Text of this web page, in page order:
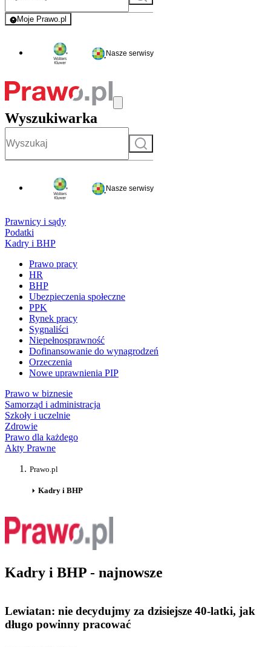
Moje Prawo.pl
- rejestracja i logowanie do serwisu
Nasze serwisy
Wyszukiwarka
Szukaj
Nasze serwisy
Prawnicy i sądy
Podatki
Kadry i BHP
Prawo pracy
HR
BHP
Ubezpieczenia społeczne
PPK
Rynek pracy
Sygnaliści
Niepełnosprawność
Dofinansowanie do wynagrodzeń
Orzeczenia
Nowe uprawnienia PIP
Prawo w biznesie
Samorząd i administracja
Szkoły i uczelnie
Zdrowie
Prawo dla każdego
Akty Prawne
Prawo.pl
Kadry i BHP
Kadry i BHP - najnowsze
Lewiatan: nie decydujmy za dzisiejsze 40-latki, jak
długo powinny pracować